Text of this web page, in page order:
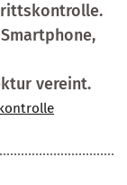
vereint.